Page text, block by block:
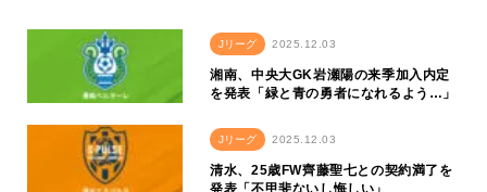
Jリーグ 2025.12.03
湘南、中央大GK岩瀬陽の来季加入内定
を発表「緑と青の勇者になれるよう…」
Jリーグ 2025.12.03
清水、25歳FW齊藤聖七との契約満了を
発表「不甲斐ないし悔しい」